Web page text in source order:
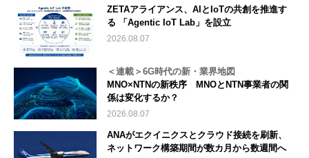
ZETAアライアンス、AIとIoTの共創を推進す
る 「Agentic IoT Lab」を設立
2026.08.07
＜連載＞6G時代の新・業界地図
MNO×NTNの新秩序 MNOとNTN事業者の関
係は変化するか？
2026.08.07
ANAがエクイニクスとクラウド接続を刷新、
ネットワーク構築期間が数カ月から数週間へ